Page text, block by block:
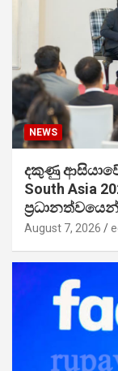
NEWS
දකුණු ආසියාවේ
South Asia
ප්‍රධානත්වයෙන්
August 7, 2026